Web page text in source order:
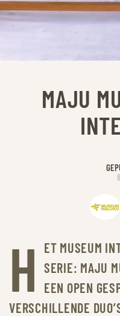
MAJU
H
ET MUSEUM
SERIE: MAJU
EEN OPEN
VERSCHILLENDE